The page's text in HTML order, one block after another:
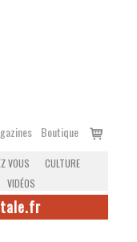
Boutique
Voir
VOUS
CULTURE
VIDÉOS